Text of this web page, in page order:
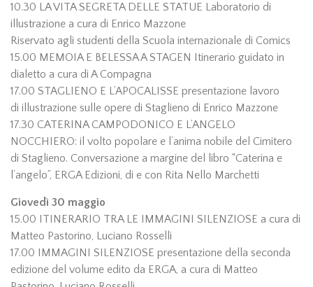
10.30 LA VITA SEGRETA DELLE STATUE Laboratorio di
illustrazione a cura di Enrico Mazzone
Riservato agli studenti della Scuola internazionale di Comics
15.00 MEMOIA E BELESSA A STAGEN Itinerario guidato in
dialetto a cura di A Compagna
17.00 STAGLIENO E L’APOCALISSE presentazione lavoro
di illustrazione sulle opere di Staglieno di Enrico Mazzone
17.30 CATERINA CAMPODONICO E L’ANGELO
NOCCHIERO: il volto popolare e l’anima nobile del Cimitero
di Staglieno. Conversazione a margine del libro “Caterina e
l’angelo”, ERGA Edizioni, di e con Rita Nello Marchetti
Giovedì 30 maggio
15.00 ITINERARIO TRA LE IMMAGINI SILENZIOSE a cura di
Matteo Pastorino, Luciano Rosselli
17.00 IMMAGINI SILENZIOSE presentazione della seconda
edizione del volume edito da ERGA, a cura di Matteo